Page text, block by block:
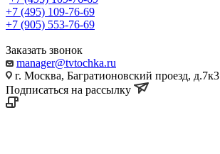
+7 (495) 109-76-69
+7 (905) 553-76-69
Заказать звонок
manager@tvtochka.ru
г. Москва, Багратионовский проезд, д.7к3
Подписаться на рассылку